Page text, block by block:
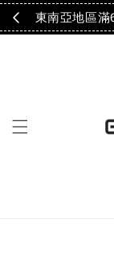
！ 東南亞地區滿